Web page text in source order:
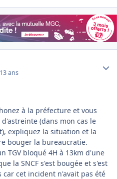
13 ans
à la préfecture et vous
(dans mon cas le
expliquez la situation et la
bouger la bureaucratie.
TGV bloqué 4H à 13km d'une
la SNCF s'est bougée et s'est
cet incident n'avait pas été